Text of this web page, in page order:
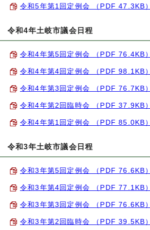
令和5年第1回定例会 （PDF 47.3KB）
令和4年土岐市議会日程
令和4年第5回定例会 （PDF 76.4KB）
令和4年第4回定例会 （PDF 98.1KB）
令和4年第3回定例会 （PDF 76.7KB）
令和4年第2回臨時会 （PDF 37.9KB）
令和4年第1回定例会 （PDF 85.0KB）
令和3年土岐市議会日程
令和3年第5回定例会 （PDF 76.6KB）
令和3年第4回定例会 （PDF 77.1KB）
令和3年第3回定例会 （PDF 76.6KB）
令和3年第2回臨時会 （PDF 39.5KB）